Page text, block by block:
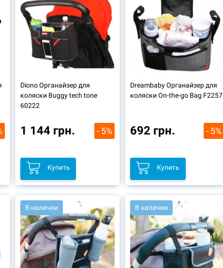
Diono Органайзер для
коляски Buggy tech tone
60222
1 144 грн. - 5%
Купить
Dreambaby Органайзер для
коляски On-the-go Bag F2257
692 грн. - 5%
Купить
В наличии В наличии